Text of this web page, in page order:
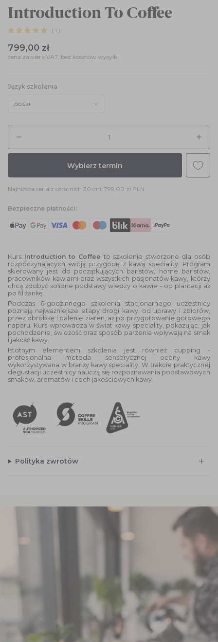
Introduction To Coffee
( 1 )
799,00 zł
cena zawiera VAT, bez kosztów wysyłki
Język szkolenia
polski
Ilość
Wybierz termin
Najniższa cena z ostatnich 30 dni: 799,00 zł PLN
Bezpieczne płatności:
Kurs Introduction to Coffee to szkolenie stworzone dla osób
rozpoczynających swoją przygodę z kawą speciality. Program
skierowany jest do początkujących baristów, home baristów,
pracowników kawiarni oraz wszystkich pasjonatów kawy, którzy
chcą zdobyć solidne podstawy wiedzy o kawie - od plantacji aż
po filiżankę.
Podczas 6-godzinnego szkolenia stacjonarnego uczestnicy
poznają najważniejsze etapy drogi kawy: od uprawy i zbiorów,
przez obróbkę i palenie ziaren, aż po przygotowanie gotowego
naparu. Kurs wprowadza w świat kawy speciality, pokazując, jak
pochodzenie, świeżość oraz sposób parzenia wpływają na smak
i jakość kawy.
Istotnym elementem szkolenia jest również cupping -
profesjonalna metoda sensorycznej oceny kawy
wykorzystywana w branży kawy speciality. W trakcie praktycznej
degustacji uczestnicy nauczą się rozpoznawania podstawowych
smaków, aromatów i cech jakościowych kawy.
Polityka zwrotów